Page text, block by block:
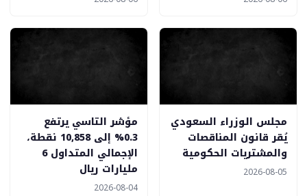
مجلس الوزراء السعودي
يُقر قانون المناقصات
والمشتريات الحكومية
2026-08-05
مؤشر التاسي يرتفع
0.3% إلى 10,858 نقطة،
الإجمالي المتداول 6
مليارات ريال
2026-08-04